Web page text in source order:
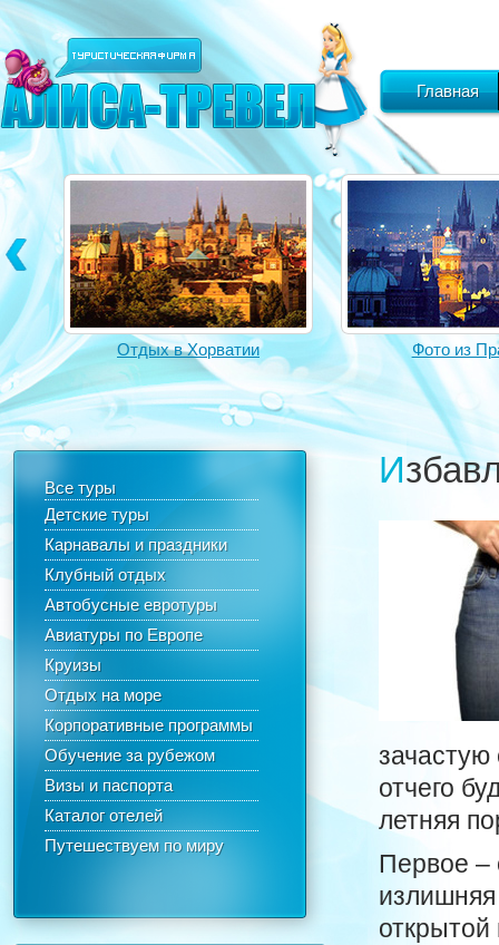
Главная
Отдых в Хорватии Фото из
Все туры
Детские туры
Карнавалы и праздники
Клубный отдых
Автобусные евротуры
Авиатуры по Европе
Круизы
Отдых на море
Корпоративные программы
Обучение за рубежом
Визы и паспорта
Каталог отелей
Путешествуем по миру
зачастую
отчего
летняя
Первое –
открытой